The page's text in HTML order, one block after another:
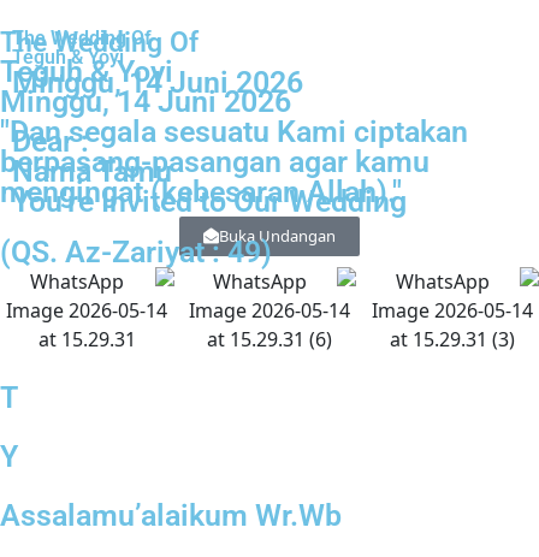
The Wedding Of
Teguh & Yoyi
Minggu, 14 Juni 2026
Dear :
Nama Tamu
You're Invited to Our Wedding
Buka Undangan
The Wedding Of
Teguh & Yoyi
Minggu, 14 Juni 2026
"Dan segala sesuatu Kami ciptakan
berpasang-pasangan agar kamu
mengingat (kebesaran Allah)."
(QS. Az-Zariyat : 49)
T
Y
Assalamu’alaikum Wr.Wb